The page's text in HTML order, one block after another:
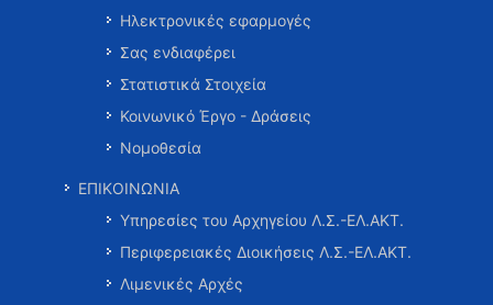
Ηλεκτρονικές εφαρμογές
Σας ενδιαφέρει
Στατιστικά Στοιχεία
Κοινωνικό Έργο - Δράσεις
Νομοθεσία
ΕΠΙΚΟΙΝΩΝΙΑ
Υπηρεσίες του Αρχηγείου Λ.Σ.-ΕΛ.ΑΚΤ.
Περιφερειακές Διοικήσεις Λ.Σ.-ΕΛ.ΑΚΤ.
Λιμενικές Αρχές